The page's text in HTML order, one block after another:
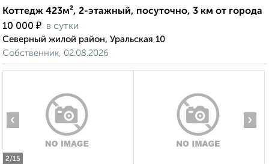
Коттедж 423м², 2-этажный, посуточно, 3 км от города
10 000 ₽ в сутки
Северный жилой район, Уральская 10
Собственник, 02.08.2026
2/15
‹ ›